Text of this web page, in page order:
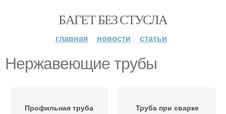
БАГЕТ БЕЗ СТУСЛА
главная новости статьи
Нержавеющие трубы
Профильная труба Труба при сварке